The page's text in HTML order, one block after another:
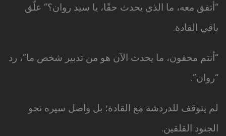
“أتفق معه، ما الذي يحدث حقًا، يا سيد روان؟” علّق
باقي القادة.
“أنتم محقون، ما يحدث الآن هو من تدبير شخص ما”، رد
“روان”.
لم يتوقف للدردشة مع القادة؛ بل واصل سيره نحو
الجنود القلقين.